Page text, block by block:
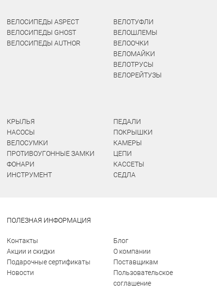
ВЕЛОСИПЕДЫ ASPECT
ВЕЛОСИПЕДЫ GHOST
ВЕЛОСИПЕДЫ AUTHOR
ВЕЛОТУФЛИ
ВЕЛОШЛЕМЫ
ВЕЛООЧКИ
ВЕЛОМАЙКИ
ВЕЛОТРУСЫ
ВЕЛОРЕЙТУЗЫ
КРЫЛЬЯ
НАСОСЫ
ВЕЛОСУМКИ
ПРОТИВОУГОННЫЕ ЗАМКИ
ФОНАРИ
ИНСТРУМЕНТ
ПЕДАЛИ
ПОКРЫШКИ
КАМЕРЫ
ЦЕПИ
КАССЕТЫ
СЕДЛА
ПОЛЕЗНАЯ ИНФОРМАЦИЯ
Контакты
Акции и скидки
Подарочные сертификаты
Новости
Блог
О компании
Поставщикам
Пользовательское
соглашение